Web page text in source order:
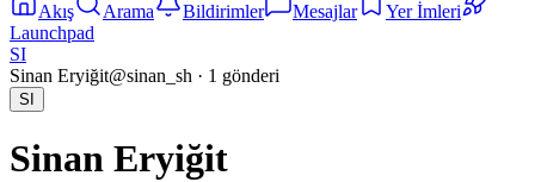
Akış Arama Bildirimler Mesajlar
Yer İmleri
Launchpad
SI
Sinan Eryiğit@sinan_sh · 1 gönderi
SI
Sinan Eryiğit